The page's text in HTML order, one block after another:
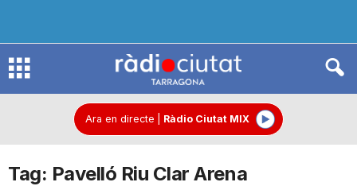
R
d
Ara en directe Ràdio Ciutat MIX
Tag: Pavelló Riu Clar Arena